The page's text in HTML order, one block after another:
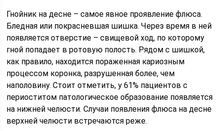
Гнойник на десне – самое явное проявление флюса.
Бледная или покрасневшая шишка. Через время в ней
появляется отверстие – свищевой ход, по которому
гной попадает в ротовую полость. Рядом с шишкой,
как правило, находится пораженная кариозным
процессом коронка, разрушенная более, чем
наполовину. Стоит отметить, у 61% пациентов с
периоститом патологическое образование появляется
на нижней челюсти. Случаи появления флюса на десне
верхней челюсти встречаются реже.